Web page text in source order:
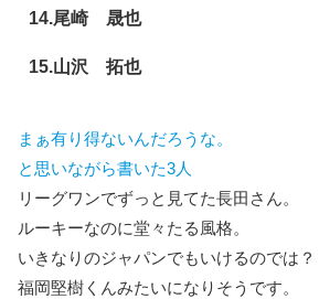
14.尾崎 晟也
15.山沢 拓也
まぁ有り得ないんだろうな。
と思いながら書いた3人
リーグワンでずっと見てた長田さん。
ルーキーなのに堂々たる風格。
いきなりのジャパンでもいけるのでは？
福岡堅樹くんみたいになりそうです。